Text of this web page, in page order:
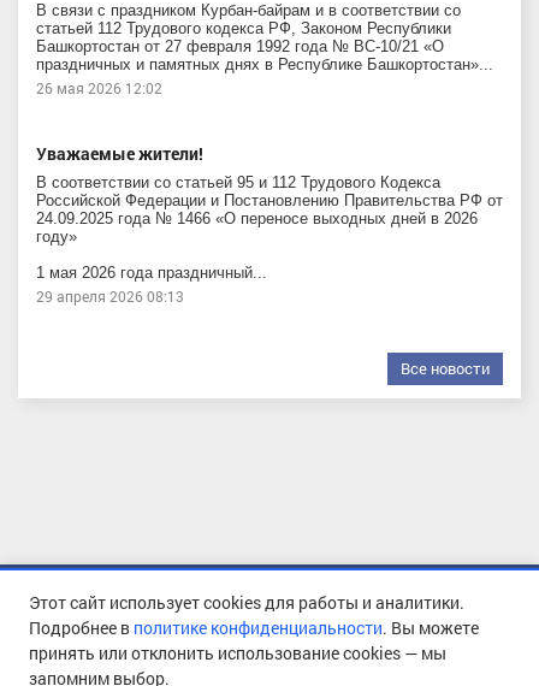
В связи с праздником Курбан-байрам и в соответствии со
статьей 112 Трудового кодекса РФ, Законом Республики
Башкортостан от 27 февраля 1992 года № ВС-10/21 «О
праздничных и памятных днях в Республике Башкортостан»...
26 мая 2026 12:02
Уважаемые жители!
В соответствии со статьей 95 и 112 Трудового Кодекса
Российской Федерации и Постановлению Правительства РФ от
24.09.2025 года № 1466 «О переносе выходных дней в 2026
году»
1 мая 2026 года праздничный...
29 апреля 2026 08:13
Все новости
О платежном документе
Законы и тарифы
Прием обращений
Фотогалерея
Этот сайт использует cookies для работы и аналитики.
Подробнее в политике конфиденциальности. Вы можете
принять или отклонить использование cookies — мы
запомним выбор.